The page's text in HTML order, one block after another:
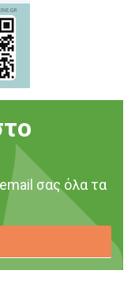
σας όλα τα